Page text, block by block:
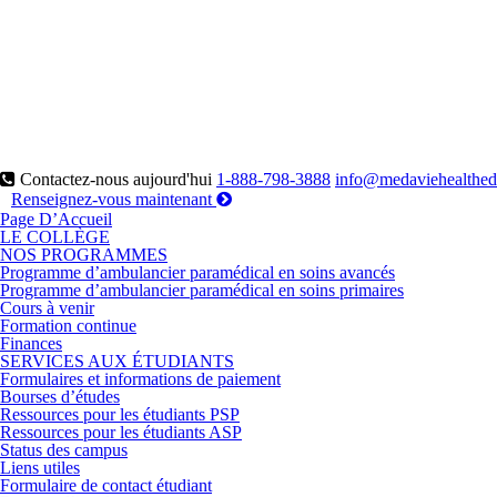
Contactez-nous aujourd'hui 1-888-798-3888
Renseignez-vous maintenant
Page D’Accueil
LE COLLÈGE
NOS PROGRAMMES
Programme d’ambulancier paramédical en soins avancés
Programme d’ambulancier paramédical en soins primaires
Cours à venir
Formation continue
Finances
SERVICES AUX ÉTUDIANTS
Formulaires et informations de paiement
Bourses d’études
Ressources pour les étudiants PSP
Ressources pour les étudiants ASP
Status des campus
Liens utiles
Formulaire de contact étudiant